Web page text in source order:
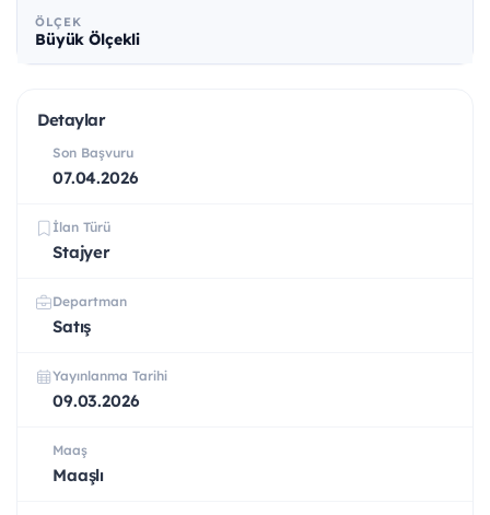
ÖLÇEK
Büyük Ölçekli
Detaylar
Son Başvuru
07.04.2026
İlan Türü
Stajyer
Departman
Satış
Yayınlanma Tarihi
09.03.2026
Maaş
Maaşlı